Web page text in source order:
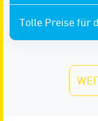
Tolle Preise für